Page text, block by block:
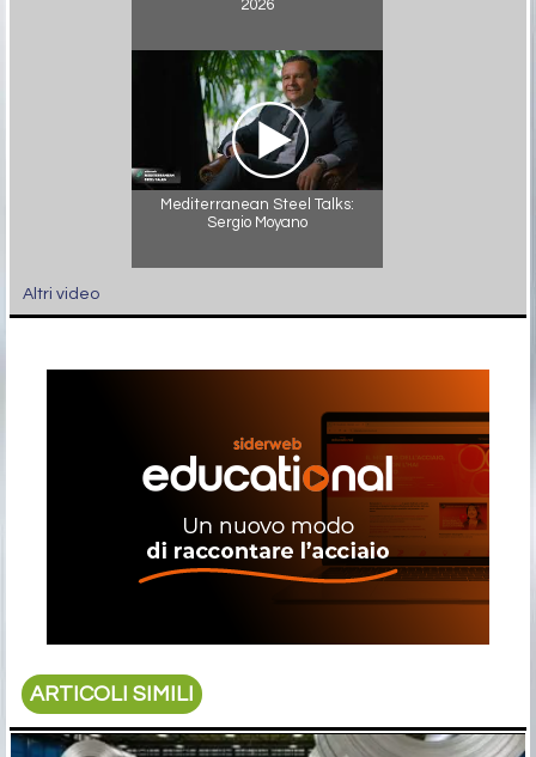
2026
Mediterranean Steel Talks:
Sergio Moyano
Altri video
ARTICOLI SIMILI